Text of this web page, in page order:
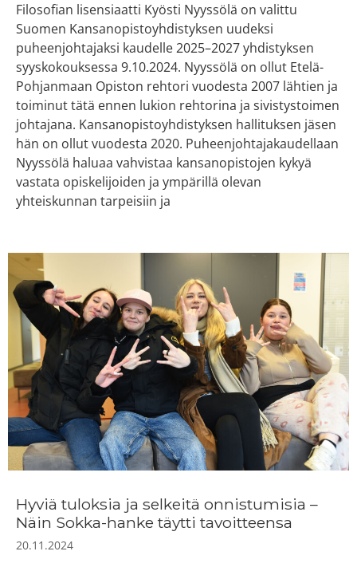
Filosofian lisensiaatti Kyösti Nyyssölä on valittu
Suomen Kansanopistoyhdistyksen uudeksi
puheenjohtajaksi kaudelle 2025–2027 yhdistyksen
syyskokouksessa 9.10.2024. Nyyssölä on ollut Etelä-
Pohjanmaan Opiston rehtori vuodesta 2007 lähtien ja
toiminut tätä ennen lukion rehtorina ja sivistystoimen
johtajana. Kansanopistoyhdistyksen hallituksen jäsen
hän on ollut vuodesta 2020. Puheenjohtajakaudellaan
Nyyssölä haluaa vahvistaa kansanopistojen kykyä
vastata opiskelijoiden ja ympärillä olevan
yhteiskunnan tarpeisiin ja
Hyviä tuloksia ja selkeitä onnistumisia –
Näin Sokka-hanke täytti tavoitteensa
20.11.2024